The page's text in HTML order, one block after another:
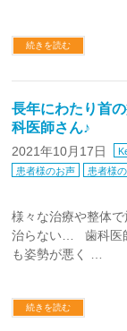
続きを読む
長年にわたり首
科医師さん♪
2021年10月17日
患者様のお声
患者様
様々な治療や整体
治らない… 歯科医
も姿勢が悪く …
続きを読む